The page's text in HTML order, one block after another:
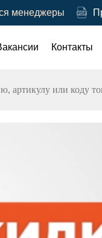
менеджеры
Контакты